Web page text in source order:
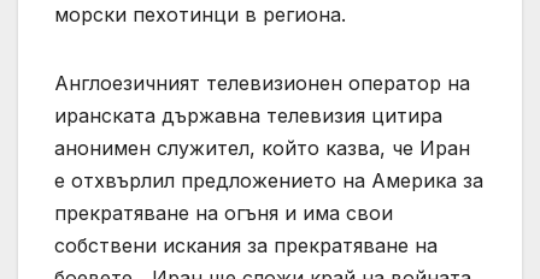
морски пехотинци в региона.
Англоезичният телевизионен оператор на
иранската държавна телевизия цитира
анонимен служител, който казва, че Иран
е отхвърлил предложението на Америка за
прекратяване на огъня и има свои
собствени искания за прекратяване на